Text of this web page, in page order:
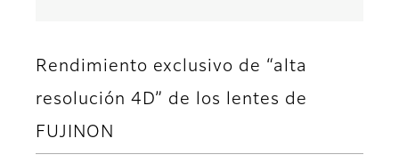
Rendimiento exclusivo de “alta
resolución 4D” de los lentes de
FUJINON